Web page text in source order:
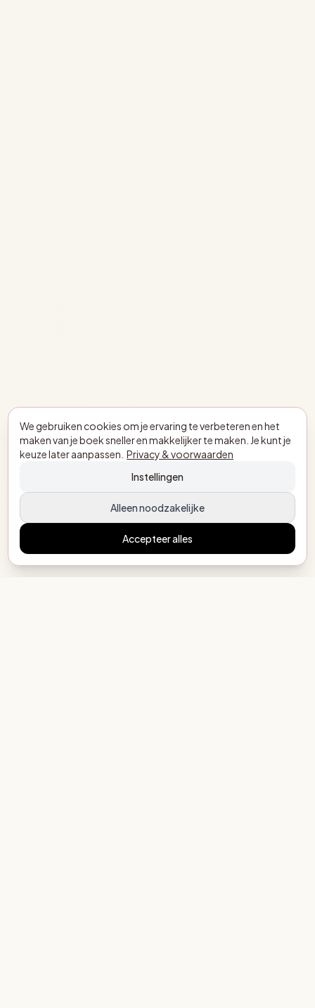
We gebruiken cookies om je ervaring te verbeteren en het
maken van je boek sneller en makkelijker te maken. Je kunt je
keuze later aanpassen. Privacy & voorwaarden
Instellingen
Alleen noodzakelijke
Accepteer alles